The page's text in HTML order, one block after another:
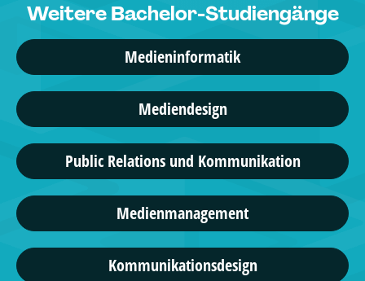
Weitere Bachelor-Studiengänge
Medieninformatik
Mediendesign
Public Relations und Kommunikation
Medienmanagement
Kommunikationsdesign